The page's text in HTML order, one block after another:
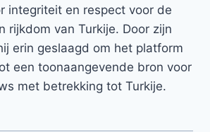
integriteit en respect voor de
rijkdom van Turkije. Door zijn
erin geslaagd om het platform
een toonaangevende bron voor
met betrekking tot Turkije.